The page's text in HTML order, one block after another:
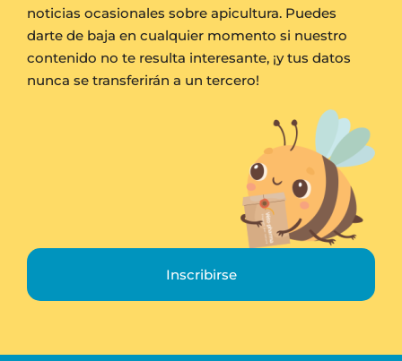
noticias ocasionales sobre apicultura. Puedes
darte de baja en cualquier momento si nuestro
contenido no te resulta interesante, ¡y tus datos
nunca se transferirán a un tercero!
Inscribirse